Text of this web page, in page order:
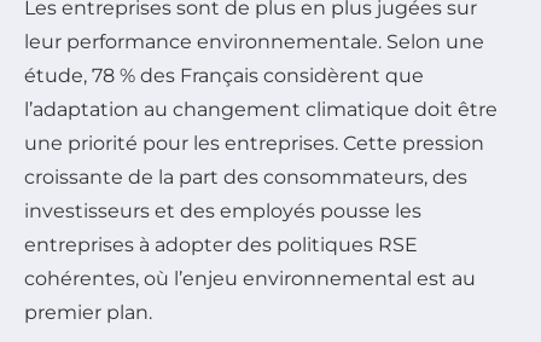
Les entreprises sont de plus en plus jugées sur
leur performance environnementale. Selon une
étude, 78 % des Français considèrent que
l’adaptation au changement climatique doit être
une priorité pour les entreprises. Cette pression
croissante de la part des consommateurs, des
investisseurs et des employés pousse les
entreprises à adopter des politiques RSE
cohérentes, où l’enjeu environnemental est au
premier plan.